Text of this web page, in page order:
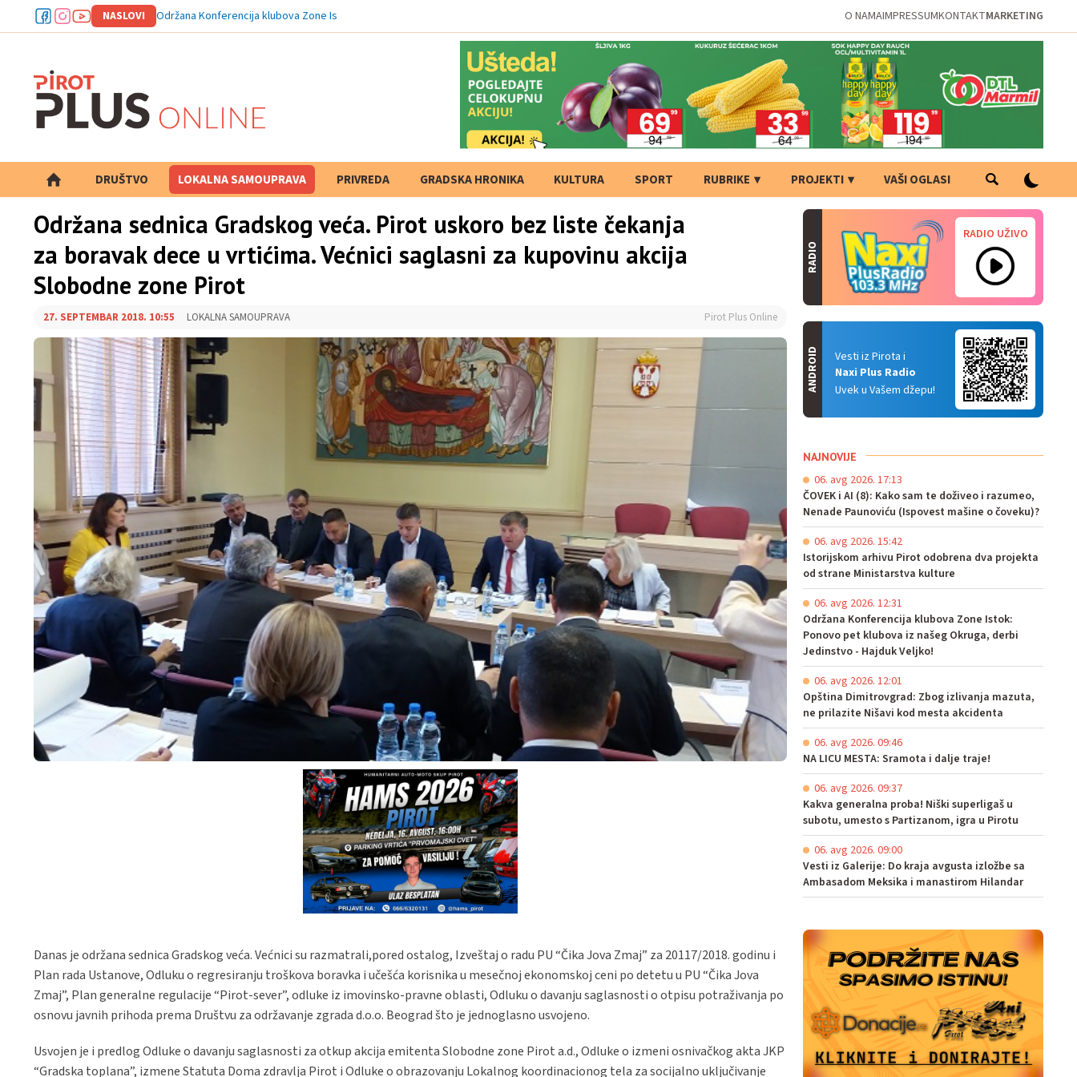
NASLOVI Održana Konferencija klubova Zone Istok: Ponovo pet klubova iz n O NAMAIMPRESSUMKONTAKTMARKETING
DRUŠTVO LOKALNA SAMOUPRAVA PRIVREDA GRADSKA HRONIKA KULTURA SPORT RUBRIKE PROJEKTI VAŠI OGLASI
PRETRAGA
Održana sednica Gradskog veća. Pirot uskoro bez liste čekanja
za boravak dece u vrtićima. Većnici saglasni za kupovinu akcija
Slobodne zone Pirot
27. SEPTEMBAR 2018. 10:55 LOKALNA SAMOUPRAVA Pirot Plus Online
Danas je održana sednica Gradskog veća. Većnici su razmatrali,pored ostalog, Izveštaj o radu PU “Čika Jova Zmaj” za 20117/2018. godinu i
Plan rada Ustanove, Odluku o regresiranju troškova boravka i učešća korisnika u mesečnoj ekonomskoj ceni po detetu u PU “Čika Jova
Zmaj”, Plan generalne regulacije “Pirot-sever”, odluke iz imovinsko-pravne oblasti, Odluku o davanju saglasnosti o otpisu potraživanja po
osnovu javnih prihoda prema Društvu za održavanje zgrada d.o.o. Beograd što je jednoglasno usvojeno.
Usvojen je i predlog Odluke o davanju saglasnosti za otkup akcija emitenta Slobodne zone Pirot a.d., Odluke o izmeni osnivačkog akta JKP
“Gradska toplana”, izmene Statuta Doma zdravlja Pirot i Odluke o obrazovanju Lokalnog koordinacionog tela za socijalno uključivanje
RADIO
RADIO UŽIVO
Vesti iz Pirota i
Naxi Plus Radio
Uvek u Vašem džepu!
ANDROID
NAJNOVIJE
06. avg 2026. 17:13
ČOVEK i AI (8): Kako sam te doživeo i razumeo,
Nenade Paunoviću (Ispovest mašine o čoveku)?
06. avg 2026. 15:42
Istorijskom arhivu Pirot odobrena dva projekta
od strane Ministarstva kulture
06. avg 2026. 12:31
Održana Konferencija klubova Zone Istok:
Ponovo pet klubova iz našeg Okruga, derbi
Jedinstvo - Hajduk Veljko!
06. avg 2026. 12:01
Opština Dimitrovgrad: Zbog izlivanja mazuta,
ne prilazite Nišavi kod mesta akcidenta
06. avg 2026. 09:46
NA LICU MESTA: Sramota i dalje traje!
06. avg 2026. 09:37
Kakva generalna proba! Niški superligaš u
subotu, umesto s Partizanom, igra u Pirotu
06. avg 2026. 09:00
Vesti iz Galerije: Do kraja avgusta izložbe sa
Ambasadom Meksika i manastirom Hilandar